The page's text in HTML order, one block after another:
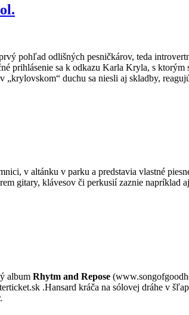
pohľad odlišných pesničkárov, teda
prihlásenie sa k odkazu Karla Kryla, s ktorým
duchu sa niesli aj skladby,
v altánku v parku a predstavia vlastné
gitary, klávesov či perkusií zaznie napríklad
album Rhytm and Repose
.Hansard kráča na sólovej dráhe v